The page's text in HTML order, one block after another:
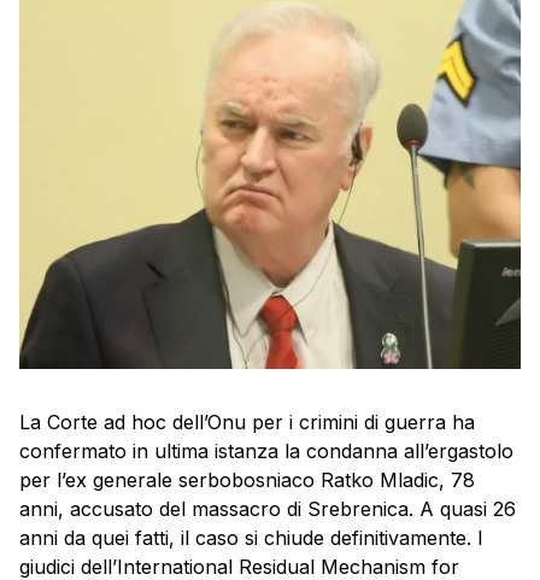
La Corte ad hoc dell’Onu per i crimini di guerra ha
confermato in ultima istanza la condanna all’ergastolo
per l’ex generale serbobosniaco Ratko Mladic, 78
anni, accusato del massacro di Srebrenica. A quasi 26
anni da quei fatti, il caso si chiude definitivamente. I
giudici dell’International Residual Mechanism for